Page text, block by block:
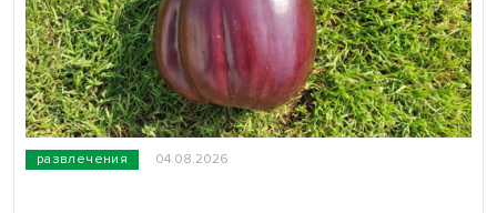
развлечения 04.08.2026